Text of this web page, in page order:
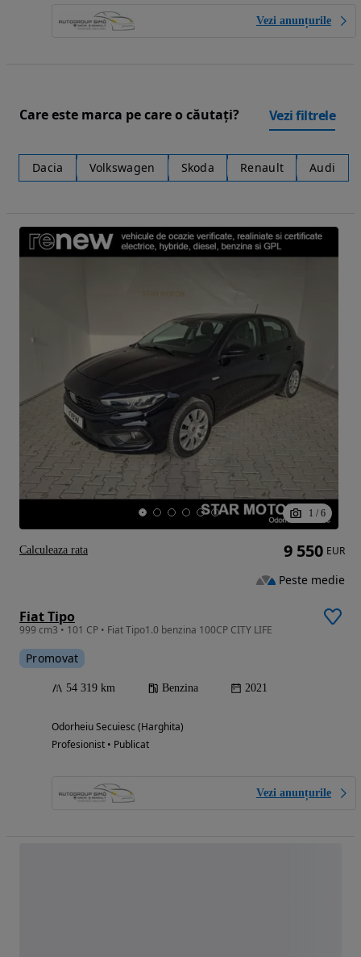
Vezi anunțurile
Care este marca pe care o căutați? Vezi filtrele
Dacia Volkswagen Skoda Renault Audi
1 / 6
Fiat Tipo
999 cm3 • 101 CP • Fiat Tipo1.0 benzina 100CP CITY LIFE
Promovat
54 319 km Benzina 2021
Odorheiu Secuiesc (Harghita)
Profesionist • Publicat
Vezi anunțurile
9 550 EUR
Peste medie
Calculeaza rata